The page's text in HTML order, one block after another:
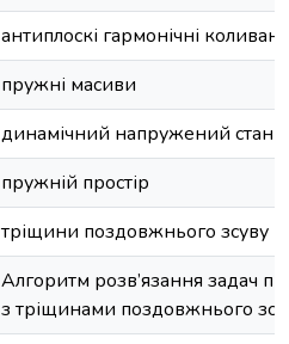
антиплоскі гармонічні
пружні масиви
динамічний напружений стан
пружній простір
тріщини поздовжнього зсуву
Алгоритм розв’язання задач
з тріщинами поздовжнього